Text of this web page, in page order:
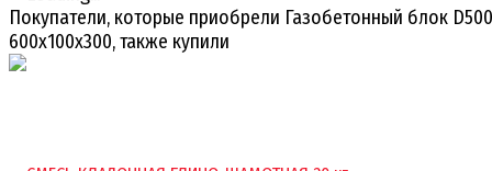
Покупатели, которые приобрели Газобетонный блок D500
600х100х300, также купили